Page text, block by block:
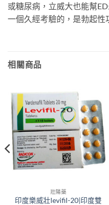
或糖尿病，立威大也能幫
一個久經考驗的，是勃起性
相關商品
壯陽藥
印度樂威壯levifil-20|印度雙